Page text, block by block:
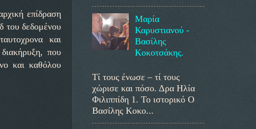
επίδραση
του δεδομένου
και
που
και καθόλου
Μαρία
Καρυστιανού -
Βασίλης
Κοκοτσάκης.
Τί τους ένωσε – τί τους
χώρισε και πόσο. Δρα Ηλία
Φιλιππίδη 1. Το ιστορικό Ο
Βασίλης Κοκο...